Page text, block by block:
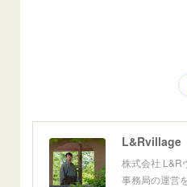
L&Rvillage
株式会社 L&R
事務局の運営